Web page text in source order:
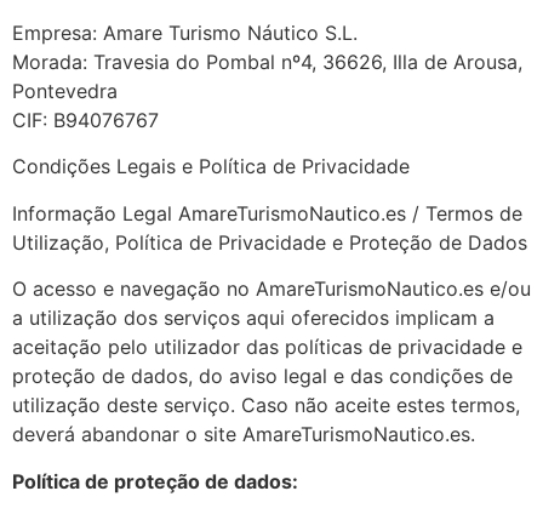
Empresa: Amare Turismo Náutico S.L.
Morada: Travesia do Pombal nº4, 36626, Illa de Arousa,
Pontevedra
CIF: B94076767
Condições Legais e Política de Privacidade
Informação Legal AmareTurismoNautico.es / Termos de
Utilização, Política de Privacidade e Proteção de Dados
O acesso e navegação no AmareTurismoNautico.es e/ou
a utilização dos serviços aqui oferecidos implicam a
aceitação pelo utilizador das políticas de privacidade e
proteção de dados, do aviso legal e das condições de
utilização deste serviço. Caso não aceite estes termos,
deverá abandonar o site AmareTurismoNautico.es.
Política de proteção de dados: